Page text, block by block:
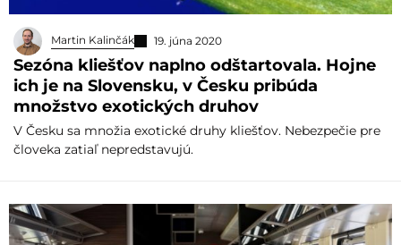
Martin Kalinčák 19. júna 2020
Sezóna kliešťov naplno odštartovala. Hojne
ich je na Slovensku, v Česku pribúda
množstvo exotických druhov
V Česku sa množia exotické druhy kliešťov. Nebezpečie pre
človeka zatiaľ nepredstavujú.